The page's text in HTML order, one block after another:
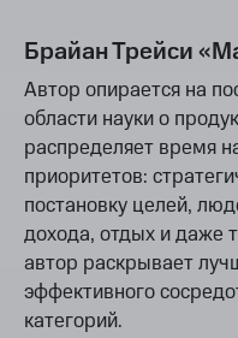
Брайан Трейси
Автор опирается на
области науки о
распределяет время
приоритетов:
постановку целей,
дохода, отдых и даже
автор раскрывает
эффективного
категорий.